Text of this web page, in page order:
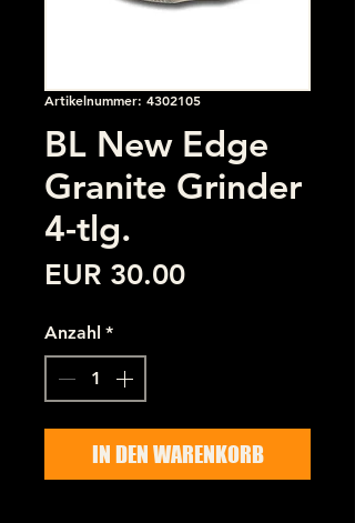
Artikelnummer: 4302105
BL New Edge
Granite Grinder
4-tlg.
EUR 30.00Preis
Anzahl *
IN DEN WARENKORB